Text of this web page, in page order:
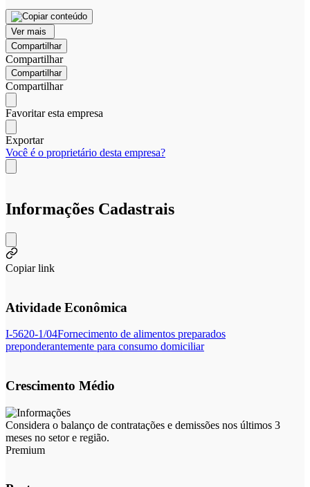
Ver mais
Compartilhar
Compartilhar
Compartilhar
Compartilhar
Favoritar esta empresa
Exportar
Você é o proprietário desta empresa?
Informações Cadastrais
Copiar link
Atividade Econômica
I-5620-1/04Fornecimento de alimentos preparados
preponderantemente para consumo domiciliar
Crescimento Médio
Considera o balanço de contratações e demissões nos últimos 3
meses no setor e região.
Premium